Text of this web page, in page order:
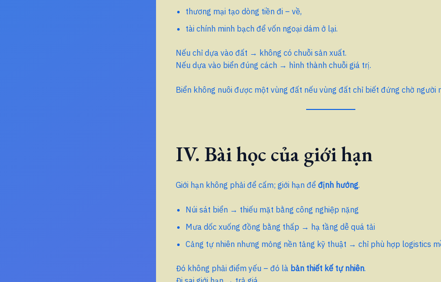
thương mại tạo dòng tiền đi – về,
tài chính minh bạch để vốn ngoại dám ở lại.
Nếu chỉ dựa vào đất → không có chuỗi sản xuất.
Nếu dựa vào biển đúng cách → hình thành chuỗi giá trị.
Biển không nuôi được một vùng đất nếu vùng đất chỉ biết đứng chờ người
IV. Bài học của giới hạn
Giới hạn không phải để cấm; giới hạn để định hướng.
Núi sát biển → thiếu mặt bằng công nghiệp nặng
Mưa dốc xuống đồng bằng thấp → hạ tầng dễ quá tải
Cảng tự nhiên nhưng mỏng nền tảng kỹ thuật → chỉ phù hợp logistics
Đó không phải điểm yếu – đó là bản thiết kế tự nhiên.